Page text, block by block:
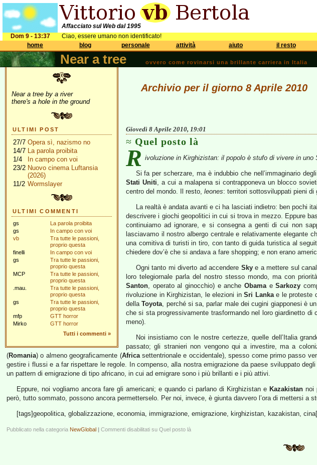
Affacciato sul Web dal 1995
Dom 9 - 13:37
Ciao, essere umano non identificato!
home
blog personale attività aiuto il resto
Near a tree ovvero come rovinarsi una brillante carriera in Italia
Near a tree by a river
there's a hole in the ground
ULTIMI POST
27/7 Opera sì, nazismo no
14/7 La parola proibita
1/4
In campo con voi
23/2 Nuovo cinema Luftansia
(2026)
11/2 Wormslayer
ULTIMI COMMENTI
gs
La parola proibita
gs
In campo con voi
vb
Tra tutte le passioni,
proprio questa
finelli
In campo con voi
gs
Tra tutte le passioni,
proprio questa
MCP
Tra tutte le passioni,
proprio questa
.mau.
Tra tutte le passioni,
proprio questa
gs
Tra tutte le passioni,
proprio questa
mfp
GTT horror
Mirko
GTT horror
Tutti i commenti »
Archivio per il giorno 8 Aprile 2010
Giovedì 8 Aprile 2010, 19:01
Quel posto là
R ivoluzione in Kirghizistan: il popolo è stufo di vivere in
Si fa per scherzare, ma è indubbio che nell’immaginario
Stati Uniti, a cui a malapena si contrapponeva un blocco
centro del mondo. Il resto, leones: territori sottosviluppati pieni di
La realtà è andata avanti e ci ha lasciati indietro: ben pochi
descrivere i giochi geopolitici in cui si trova in mezzo. Eppure
continuiamo ad ignorare, e si consegna a genti di cui non
lasciavamo il nostro albergo centrale e relativamente elegante
una comitiva di turisti in tiro, con tanto di guida turistica al
chiedere dov’è che si andava a fare shopping; e non erano
Ogni tanto mi diverto ad accendere Skye a mettere sul
loro telegiornale parla del nostro stesso mondo, ma con
Santon, operato al ginocchio) e anche ObamaeSarkozy
rivoluzione in Kirghizistan, le elezioni inSri Lankae le proteste
dellaToyota, perché si sa, parlar male dei cugini giapponesi è
che si sta progressivamente trasformando nel loro giardinetto di
meno).
Noi insistiamo con le nostre certezze, quelle dell’Italia
passato; gli stranieri non vengono qui a investire, ma a
(Romania) o almeno geograficamente (Africasettentrionale e occidentale), spesso come primo passo
gestire i flussi e a far rispettare le regole. In compenso, alla nostra emigrazione da paese sviluppato
un pattern di emigrazione di tipo africano, in cui ad emigrare sono i più brillanti e i più attivi.
Eppure, noi vogliamo ancora fare gli americani; e quando ci parlano di Kirghizistan e Kazakistannoi
però, tutto sommato, possono ancora permetterselo. Per noi, invece, è giunta davvero l’ora di mettersi a
[tags]geopolitica, globalizzazione, economia, immigrazione, emigrazione, kirghizistan, kazakistan,
Pubblicato nella categoria NewGlobal | Commenti disabilitati su Quel posto là